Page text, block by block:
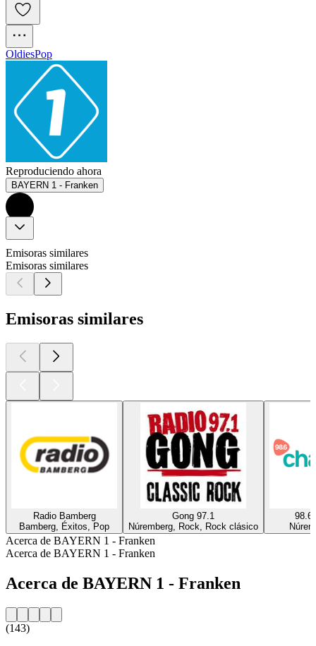
OldiesPop
Reproduciendo ahora
BAYERN 1 - Franken
Emisoras similares
Emisoras similares
Emisoras similares
Radio Bamberg
Bamberg, Éxitos, Pop
Gong 97.1
Núremberg, Rock, Rock clásico
98.6
Acerca de BAYERN 1 - Franken
Acerca de BAYERN 1 - Franken
Acerca de BAYERN 1 - Franken
(143)